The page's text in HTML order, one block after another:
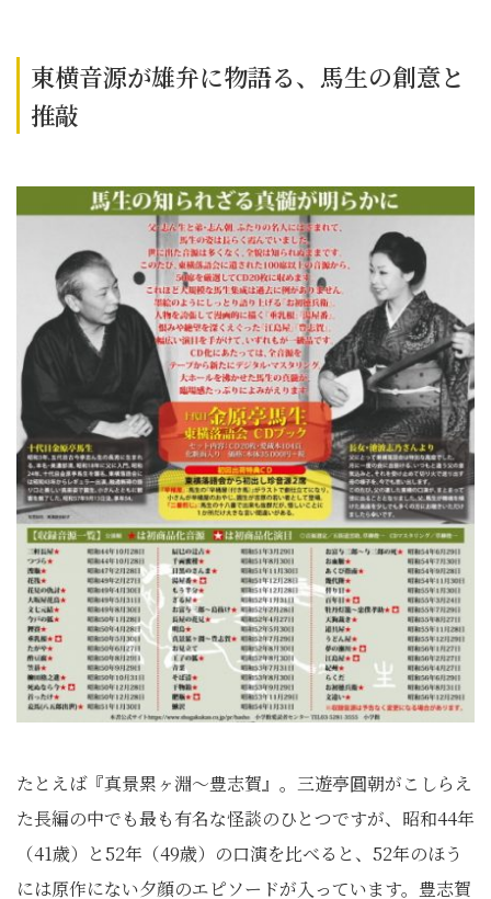
東横音源が雄弁に物語る、馬生の創意と
推敲
たとえば『真景累ヶ淵～豊志賀』。三遊亭圓朝がこしらえ
た長編の中でも最も有名な怪談のひとつですが、昭和44年
（41歳）と52年（49歳）の口演を比べると、52年のほう
には原作にない夕顔のエピソードが入っています。豊志賀